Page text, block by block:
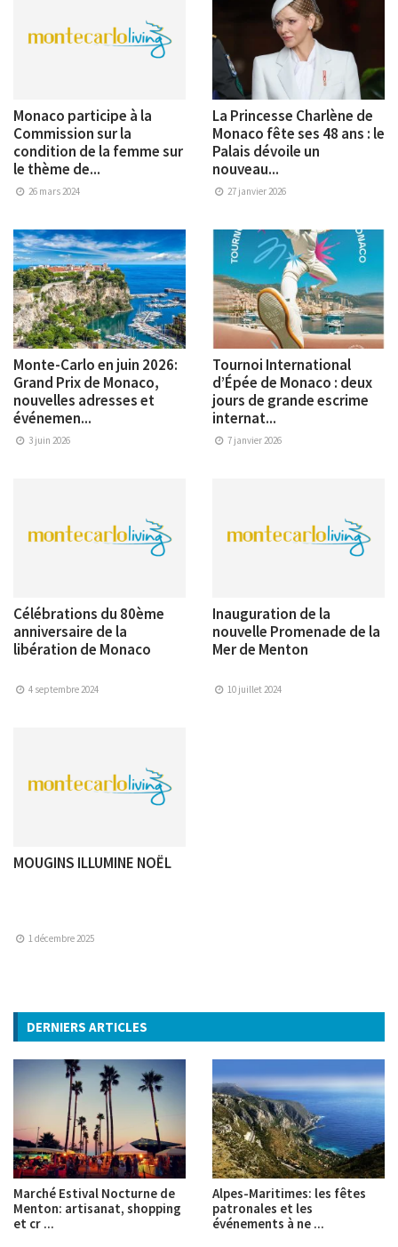
Monaco participe à la
Commission sur la
condition de la femme sur
le thème de...
26 mars 2024
La Princesse Charlène de
Monaco fête ses 48 ans : le
Palais dévoile un
nouveau...
27 janvier 2026
Monte-Carlo en juin 2026:
Grand Prix de Monaco,
nouvelles adresses et
événemen...
3 juin 2026
Tournoi International
d’Épée de Monaco : deux
jours de grande escrime
internat...
7 janvier 2026
Célébrations du 80ème
anniversaire de la
libération de Monaco
4 septembre 2024
Inauguration de la
nouvelle Promenade de la
Mer de Menton
10 juillet 2024
MOUGINS ILLUMINE NOËL
1 décembre 2025
DERNIERS ARTICLES
Marché Estival Nocturne de
Menton: artisanat, shopping
et cr ...
Alpes-Maritimes: les fêtes
patronales et les
événements à ne ...